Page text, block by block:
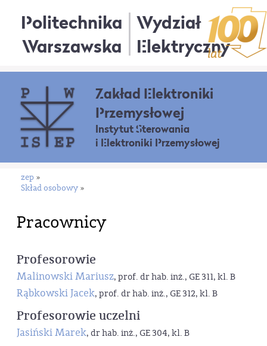
Politechnika
Warszawska
Wydział
Elektryczny
Zakład Elektroniki
Przemysłowej
Instytut Sterowania
i Elektroniki Przemysłowej
zep »
Skład osobowy »
Pracownicy
Profesorowie
Malinowski Mariusz, prof. dr hab. inż., GE 311, kl. B
Rąbkowski Jacek, prof. dr hab. inż., GE 312, kl. B
Profesorowie uczelni
Jasiński Marek, dr hab. inż., GE 304, kl. B